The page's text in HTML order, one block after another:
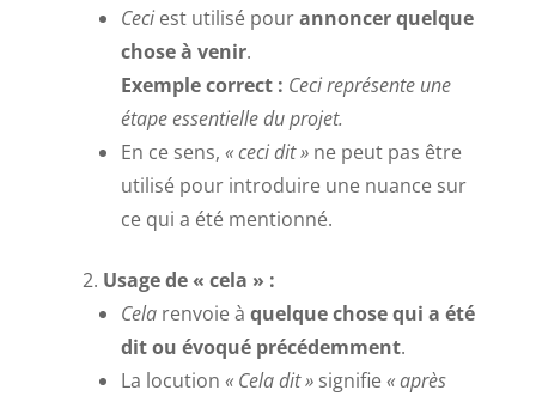
Ceciest utilisé pourannoncer quelque
chose à venir.
Exemple correct : Ceci représente une
étape essentielle du projet.
En ce sens, « ceci dit »ne peut pas être
utilisé pour introduire une nuance sur
ce qui a été mentionné.
Usage de « cela » :
Celarenvoie à quelque chose qui a été
dit ou évoqué précédemment.
La locution « Cela dit »signifie« après